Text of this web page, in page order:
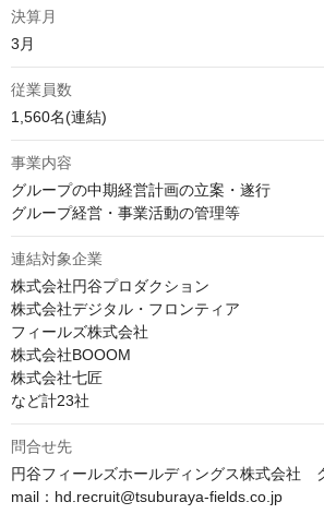
決算月
3月
従業員数
1,560名(連結)
事業内容
グループの中期経営計画の立案・遂行
グループ経営・事業活動の管理等
連結対象企業
株式会社円谷プロダクション
株式会社デジタル・フロンティア
フィールズ株式会社
株式会社BOOOM
株式会社七匠
など計23社
問合せ先
円谷フィールズホールディングス株式会社　
mail：hd.recruit@tsuburaya-fields.co.jp